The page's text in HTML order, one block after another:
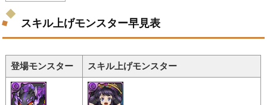
スキル上げモンスター早見表
登場モンスター スキル上げモンスター